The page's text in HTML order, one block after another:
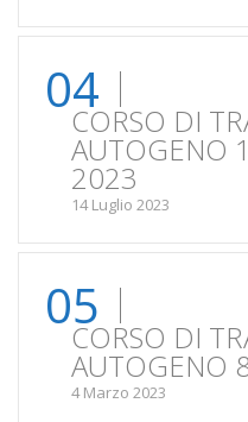
04CORSO DI
AUTOGENO
2023
14 Luglio 2023
05CORSO DI
AUTOGENO
4 Marzo 2023